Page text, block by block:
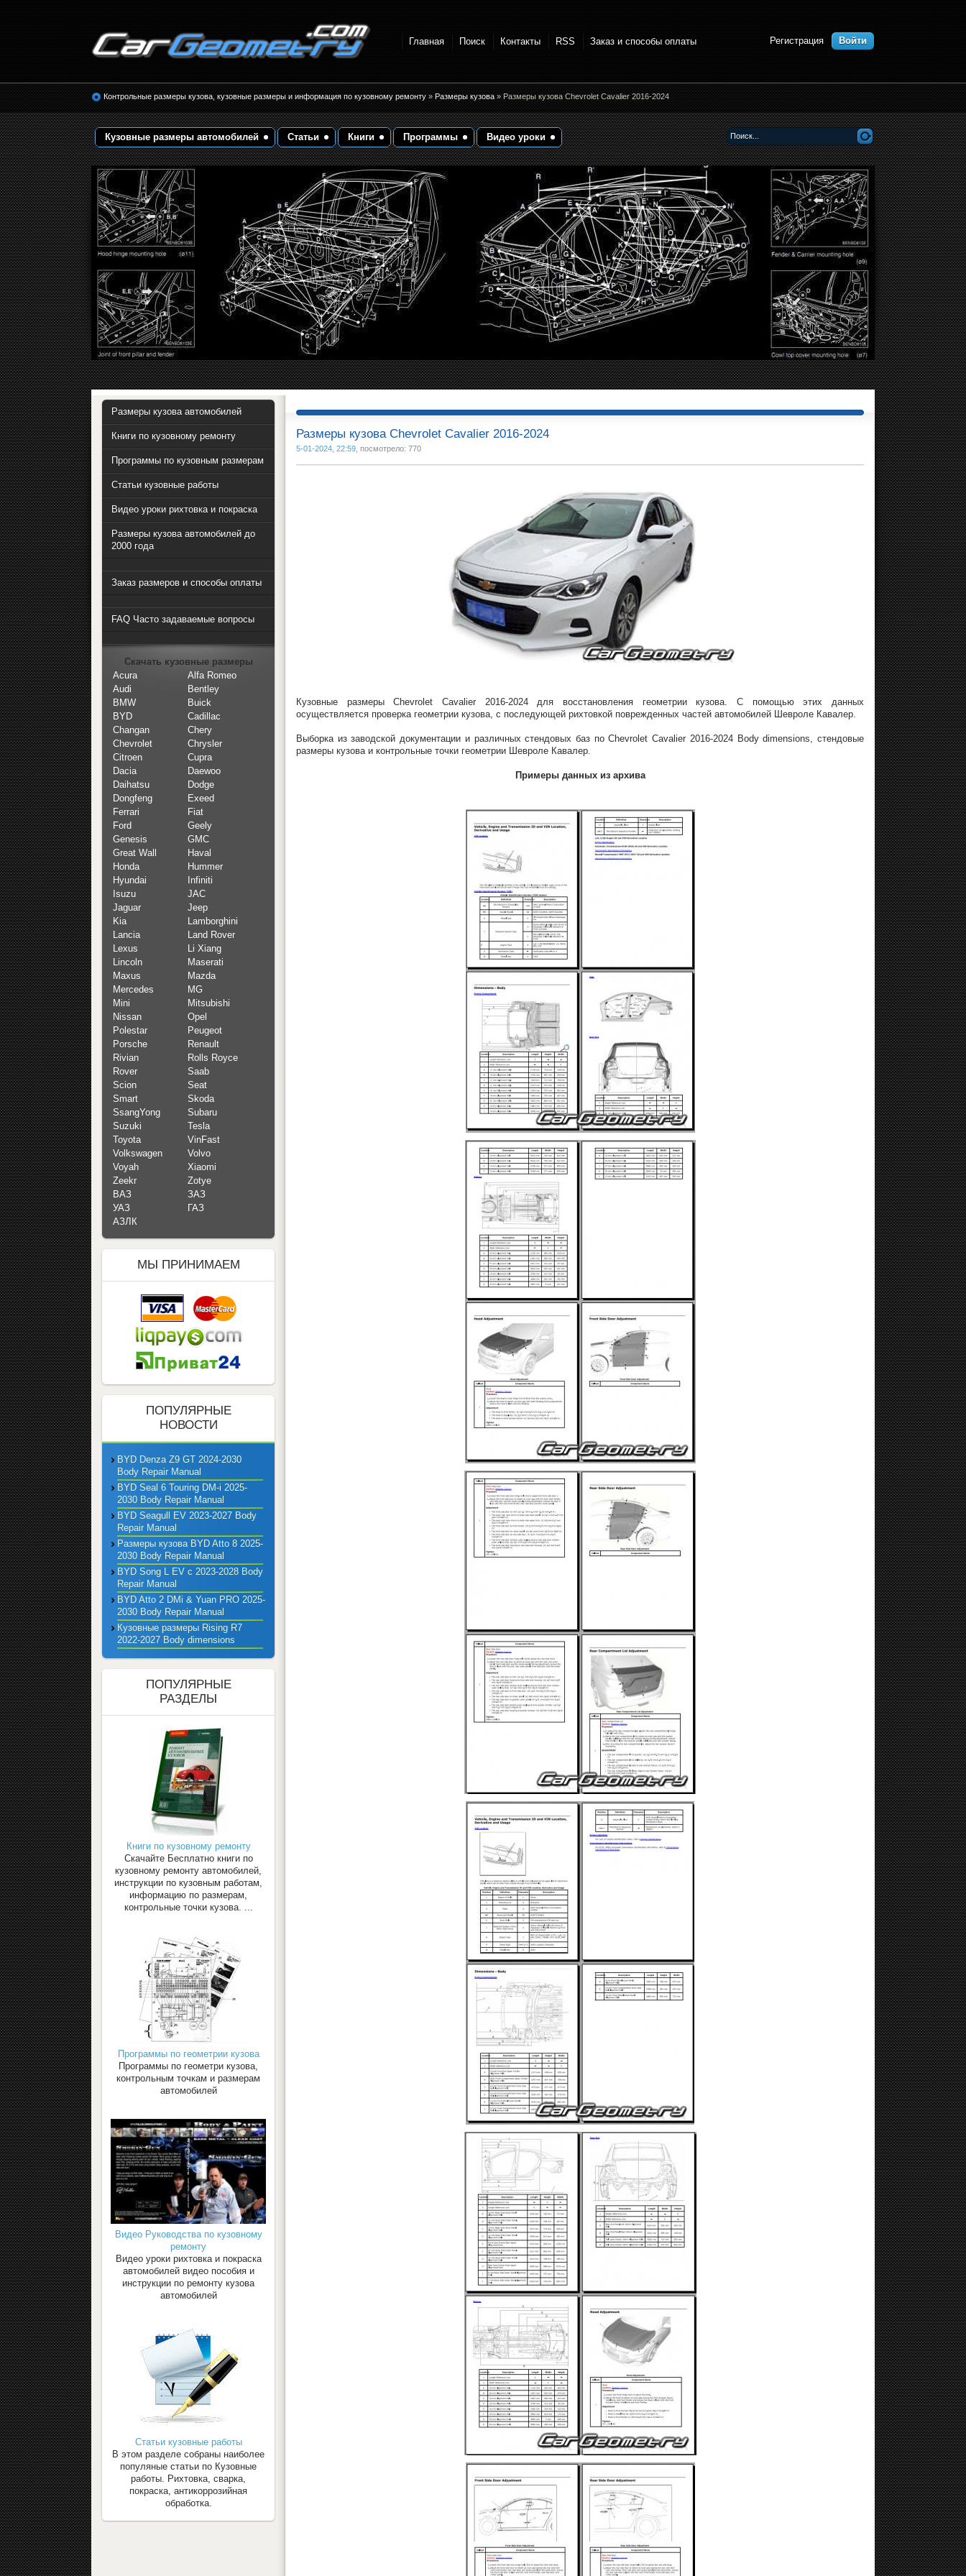
кузовные размеры. Геометрия кузова
Главная Поиск Контакты RSS Заказ и способы оплаты Регистрация Войти
Контрольные размеры кузова, кузовные размеры и информация по кузовному ремонту»Размеры кузова» Размеры кузова Chevrolet Cavalier 2016-2024
Кузовные размеры автомобилей Статьи Книги Программы Видео уроки
Размеры кузова Chevrolet Cavalier 2016-2024
5-01-2024, 22:59, посмотрело: 770
Кузовные размеры Chevrolet Cavalier 2016-2024 для восстановления геометрии кузова. С помощью этих данных
осуществляется проверка геометрии кузова, с последующей рихтовкой поврежденных частей автомобилей Шевроле Кавалер.
Выборка из заводской документации и различных стендовых баз по Chevrolet Cavalier 2016-2024 Body dimensions, стендовые
размеры кузова и контрольные точки геометрии Шевроле Кавалер.
Примеры данных из архива
Размеры кузова автомобилей
Книги по кузовному ремонту
Программы по кузовным размерам
Статьи кузовные работы
Видео уроки рихтовка и покраска
Размеры кузова автомобилей до
2000 года
Заказ размеров и способы оплаты
FAQ Часто задаваемые вопросы
Скачать кузовные размеры
Acura
Alfa Romeo
Audi
Bentley
BMW
Buick
BYD
Cadillac
Changan
Chery
Chevrolet
Chrysler
Citroen
Cupra
Dacia
Daewoo
Daihatsu
Dodge
Dongfeng
Exeed
Ferrari
Fiat
Ford
Geely
Genesis
GMC
Great Wall
Haval
Honda
Hummer
Hyundai
Infiniti
Isuzu
JAC
Jaguar
Jeep
Kia
Lamborghini
Lancia
Land Rover
Lexus
Li Xiang
Lincoln
Maserati
Maxus
Mazda
Mercedes
MG
Mini
Mitsubishi
Nissan
Opel
Polestar
Peugeot
Porsche
Renault
Rivian
Rolls Royce
Rover
Saab
Scion
Seat
Smart
Skoda
SsangYong
Subaru
Suzuki
Tesla
Toyota
VinFast
Volkswagen
Volvo
Voyah
Xiaomi
Zeekr
Zotye
ВАЗ
ЗАЗ
УАЗ
ГАЗ
АЗЛК
МЫ ПРИНИМАЕМ
ПОПУЛЯРНЫЕ
НОВОСТИ
BYD Denza Z9 GT 2024-2030
Body Repair Manual
BYD Seal 6 Touring DM-i 2025-
2030 Body Repair Manual
BYD Seagull EV 2023-2027 Body
Repair Manual
Размеры кузова BYD Atto 8 2025-
2030 Body Repair Manual
BYD Song L EV с 2023-2028 Body
Repair Manual
BYD Atto 2 DMi & Yuan PRO 2025-
2030 Body Repair Manual
Кузовные размеры Rising R7
2022-2027 Body dimensions
ПОПУЛЯРНЫЕ
РАЗДЕЛЫ
Книги по кузовному ремонту
Скачайте Бесплатно книги по
кузовному ремонту автомобилей,
инструкции по кузовным работам,
информацию по размерам,
контрольные точки кузова. ...
Программы по геометрии кузова
Программы по геометри кузова,
контрольным точкам и размерам
автомобилей
Видео Руководства по кузовному
ремонту
Видео уроки рихтовка и покраска
автомобилей видео пособия и
инструкции по ремонту кузова
автомобилей
Статьи кузовные работы
В этом разделе собраны наиболее
популяные статьи по Кузовные
работы. Рихтовка, сварка,
покраска, антикоррозийная
обработка.